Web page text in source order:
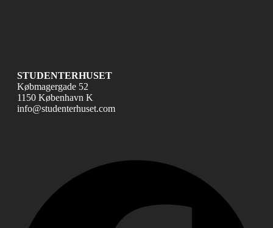
STUDENTERHUSET
Købmagergade 52
1150 København K
info@studenterhuset.com